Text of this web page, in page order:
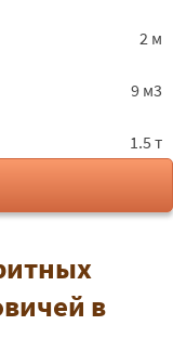
2 м
9 м3
1.5 т
в